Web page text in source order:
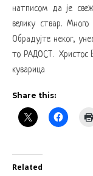
натписом да је
велику ствар.
Обрадујте неког,
то РАДОСТ. Христос
куварица
Share this:
Related